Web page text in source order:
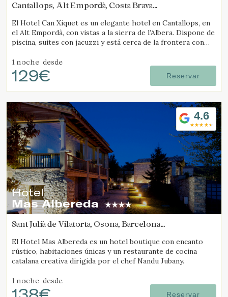
Cantallops, Alt Empordà, Costa Brava
El Hotel Can Xiquet es un elegante hotel en Cantallops, en
el Alt Empordà, con vistas a la sierra de l’Albera. Dispone de
piscina, suites con jacuzzi y está cerca de la frontera con
1 noche desde
129€ Reservar
4.6
Hotel
Mas Albereda
Sant Julià de Vilatorta, Osona, Barcelona
El Hotel Mas Albereda es un hotel boutique con encanto
rústico, habitaciones únicas y un restaurante de cocina
catalana creativa dirigida por el chef Nandu Jubany.
1 noche desde
Reservar